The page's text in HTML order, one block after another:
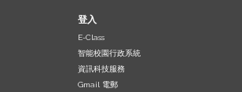
登入
E-Class
智能校園行政系統
資訊科技服務
Gmail 電郵